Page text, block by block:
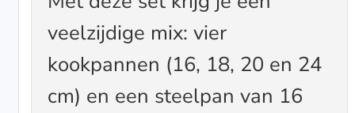
veelzijdige mix: vier
kookpannen (16, 18, 20 en 24
cm) en een steelpan van 16